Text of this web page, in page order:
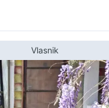
Vlasnik